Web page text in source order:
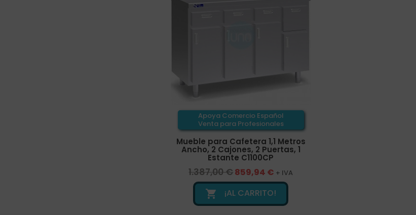
Apoya Comercio Español
Venta para Profesionales
Mueble para Cafetera 1,1 Metros
Ancho, 2 Cajones, 2 Puertas, 1
Estante C1100CP
1.387,00 €859,94 € + IVA
 ¡AL CARRITO!